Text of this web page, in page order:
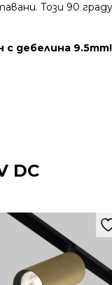
Този 90
с дебелина 9.5mm!
DC